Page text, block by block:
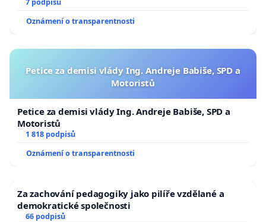
7 podpisů
Oznámení o transparentnosti
Petice za demisi vlády Ing. Andreje Babiše, SPD a
Motoristů
Petice za demisi vlády Ing. Andreje Babiše, SPD a
Motoristů
1 818 podpisů
Oznámení o transparentnosti
Za zachování pedagogiky jako pilíře vzdělané a
demokratické společnosti
66 podpisů